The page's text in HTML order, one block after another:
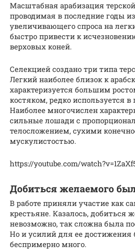
Масштабная арабизация
проводимая в последние годы
увеличивающего спроса на
быстро привести к
верховых коней.
Селекцией создано три типа
Легкий наиболее близок к
характеризуется большим
костяком, редко используется в
Наиболее многочислен
сильные лошади с
телосложением, сухими
мускулистостью.
https://youtube.com/
Добиться желаемого
В работе приняли участие как
крестьяне. Казалось, добиться
невозможно, так сложна была
Но и усилий для ее
беспримерно много.